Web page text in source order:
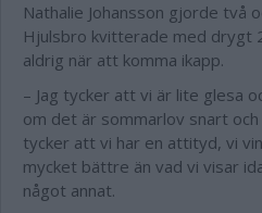
Nathalie Johansson gjorde två
Hjulsbro kvitterade med drygt
aldrig när att komma ikapp.
– Jag tycker att vi är lite glesa
om det är sommarlov snart och
tycker att vi har en attityd, vi
mycket bättre än vad vi visar
något annat.